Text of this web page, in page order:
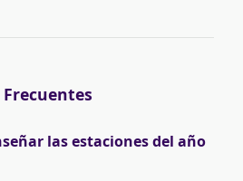
las estaciones del año